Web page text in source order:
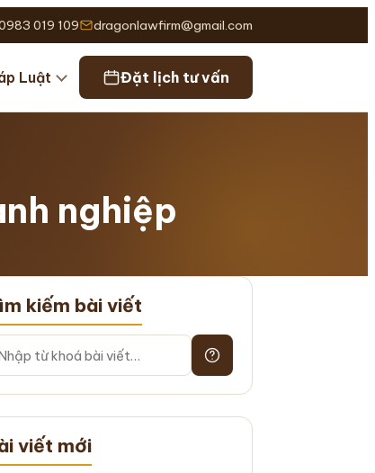
019 109 dragonlawfirm@gmail.com
Luật Đặt lịch tư vấn
nghiệp
kiếm bài viết
viết mới